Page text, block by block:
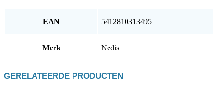
EAN 5412810313495
Merk Nedis
GERELATEERDE PRODUCTEN